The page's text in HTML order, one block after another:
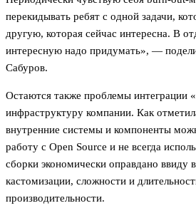
перекидывать ребят с одной задачи,
другую, которая сейчас интересна. В
интересную надо придумать», —
Сабуров.
Остаются также проблемы интеграции
инфраструктуру компании. Как
внутренние системы и компоненты
работу с Open Source и не всегда
сборки экономически оправдано ввиду
кастомизации, сложности и
производительности.